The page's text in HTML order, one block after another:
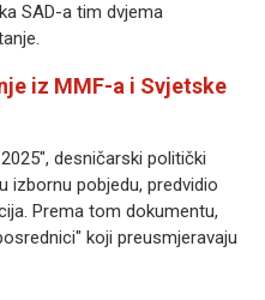
SAD-a tim dvjema
iz MMF-a i Svjetske
desničarski politički
izbornu pobjedu, predvidio
Prema tom dokumentu,
koji preusmjeravaju